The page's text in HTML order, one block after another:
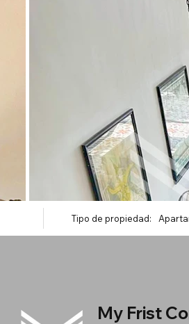
Tipo de propiedad:
My Frist